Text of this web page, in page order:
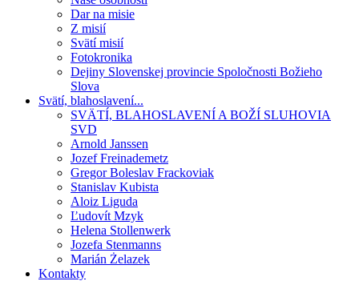
Dar na misie
Z misií
Svätí misií
Fotokronika
Dejiny Slovenskej provincie Spoločnosti Božieho
Slova
Svätí, blahoslavení...
SVÄTÍ, BLAHOSLAVENÍ A BOŽÍ SLUHOVIA
SVD
Arnold Janssen
Jozef Freinademetz
Gregor Boleslav Frackoviak
Stanislav Kubista
Aloiz Liguda
Ľudovít Mzyk
Helena Stollenwerk
Jozefa Stenmanns
Marián Żelazek
Kontakty